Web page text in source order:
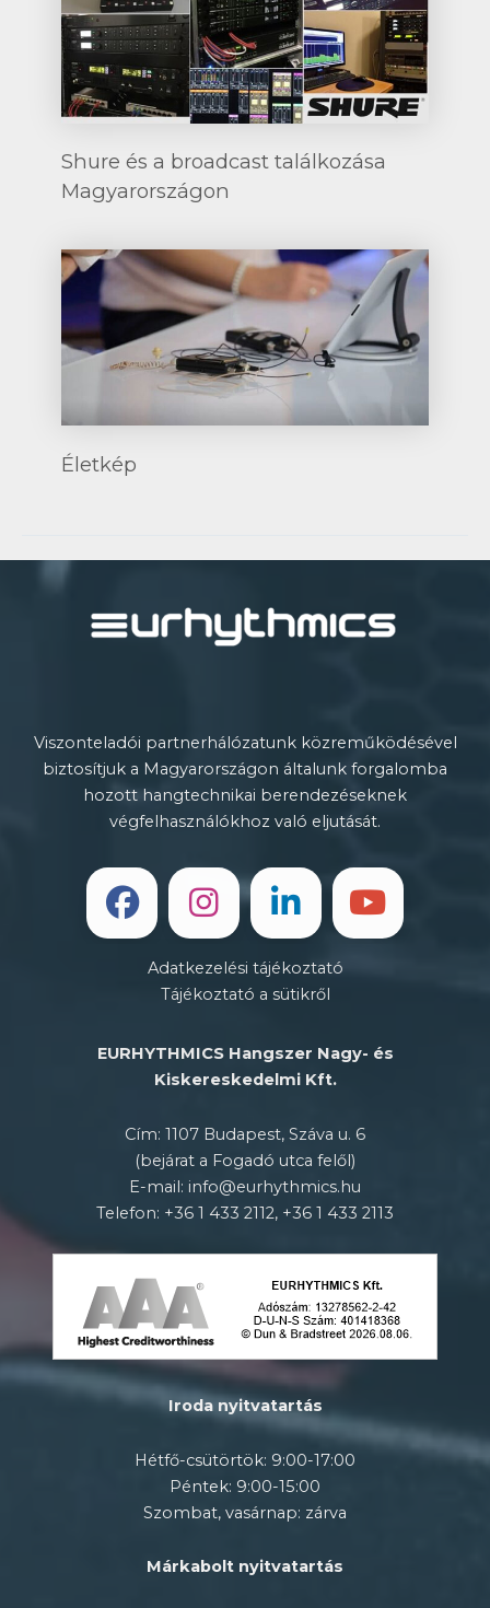
Shure és a broadcast találkozása
Magyarországon
Életkép
Viszonteladói partnerhálózatunk közreműködésével
biztosítjuk a Magyarországon általunk forgalomba
hozott hangtechnikai berendezéseknek
végfelhasználókhoz való eljutását.
Adatkezelési tájékoztató
Tájékoztató a sütikről
EURHYTHMICS Hangszer Nagy- és
Kiskereskedelmi Kft.
Cím: 1107 Budapest, Száva u. 6
(bejárat a Fogadó utca felől)
E-mail: info@eurhythmics.hu
Telefon: +36 1 433 2112, +36 1 433 2113
Iroda nyitvatartás
Hétfő-csütörtök: 9:00-17:00
Péntek: 9:00-15:00
Szombat, vasárnap: zárva
Márkabolt nyitvatartás